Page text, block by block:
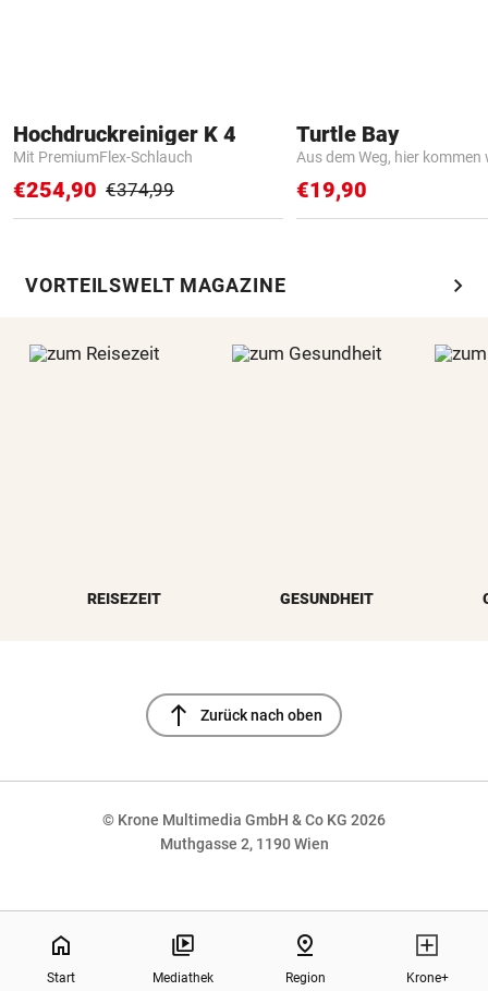
Hochdruckreiniger K 4
Mit PremiumFlex-Schlauch
€254,90 €374,99
Turtle Bay
Aus dem Weg, hier kommen
€19,90
VORTEILSWELT MAGAZINE chevron_right
REISEZEIT GESUNDHEIT
north Zurück nach oben
© Krone Multimedia GmbH & Co KG 2026
Muthgasse 2, 1190 Wien
home
Start Mediathek
pin_drop
Region Krone+
NaN%